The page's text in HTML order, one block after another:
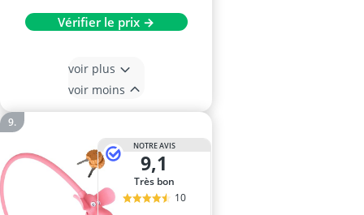
Vérifier le prix →
voir plus
voir moins
NOTRE AVIS
9,1
Très bon
10